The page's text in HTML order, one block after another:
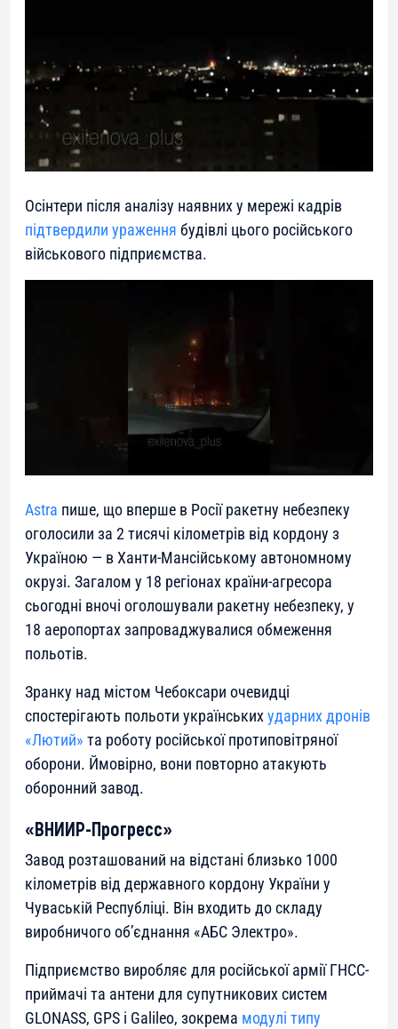
Осінтери після аналізу наявних у мережі кадрів
підтвердили ураження будівлі цього російського
військового підприємства.
Astra пише, що вперше в Росії ракетну небезпеку
оголосили за 2 тисячі кілометрів від кордону з
Україною — в Ханти-Мансійському автономному
окрузі. Загалом у 18 регіонах країни-агресора
сьогодні вночі оголошували ракетну небезпеку, у
18 аеропортах запроваджувалися обмеження
польотів.
Зранку над містом Чебоксари очевидці
спостерігають польоти українськихударних дронів
«Лютий» та роботу російської протиповітряної
оборони. Ймовірно, вони повторно атакують
оборонний завод.
«ВНИИР-Прогресс»
Завод розташований на відстані близько 1000
кілометрів від державного кордону України у
Чуваській Республіці. Він входить до складу
виробничого об’єднання «АБС Электро».
Підприємство виробляє для російської армії ГНСС-
приймачі та антени для супутникових систем
GLONASS, GPS і Galileo, зокрема модулі типу